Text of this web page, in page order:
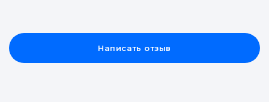
Написать отзыв